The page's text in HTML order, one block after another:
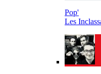
Pop'
Les